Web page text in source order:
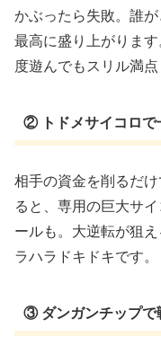
かぶったら失敗。誰
最高に盛り上がりま
度遊んでもスリル満点
② トドメサイコロで
相手の資金を削るだ
ると、専用の巨大サ
ールも。大逆転が狙
ラハラドキドキです。
③ ダンガンチップで